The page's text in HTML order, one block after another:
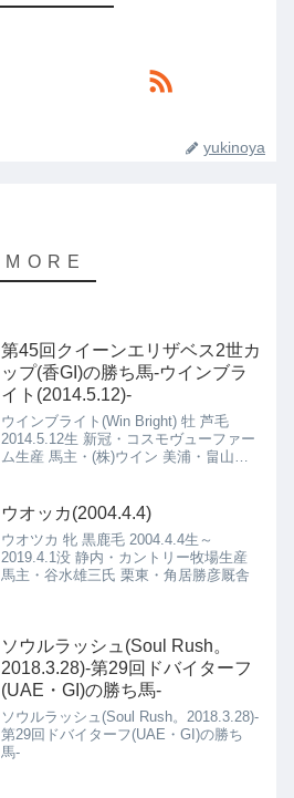
yukinoya
第45回クイーンエリザベス2世カ
ップ(香GI)の勝ち馬-ウインブラ
イト(2014.5.12)-
ウインブライト(Win Bright) 牡 芦毛
2014.5.12生 新冠・コスモヴューファー
ム生産 馬主・(株)ウイン 美浦・畠山吉
ウオッカ(2004.4.4)
ウオツカ 牝 黒鹿毛 2004.4.4生～
2019.4.1没 静内・カントリー牧場生産
馬主・谷水雄三氏 栗東・角居勝彦厩舎
ソウルラッシュ(Soul Rush。
2018.3.28)-第29回ドバイターフ
(UAE・GI)の勝ち馬-
ソウルラッシュ(Soul Rush。2018.3.28)-
第29回ドバイターフ(UAE・GI)の勝ち
馬-